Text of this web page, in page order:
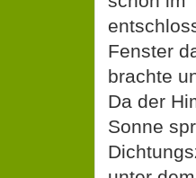
Fenster
brachte
Da der
Sonne